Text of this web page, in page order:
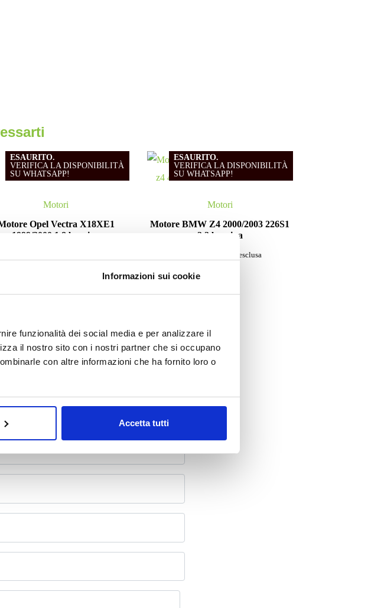
Informazioni sui cookie
funzionalità dei social media e per analizzare il
il nostro sito con i nostri partner che si occupano
con altre informazioni che ha fornito loro o
Accetta tutti
Motori
ESAURITO.
VERIFICA LA DISPONIBILITÀ
SU WHATSAPP!
Opel Vectra X18XE1
1999/2000 1.8 benzina
Motori
ESAURITO.
VERIFICA LA DISPONIBILITÀ
SU WHATSAPP!
Motore BMW Z4 2000/2003 226S1
2.2 benzina
IVA esclusa
informazioni